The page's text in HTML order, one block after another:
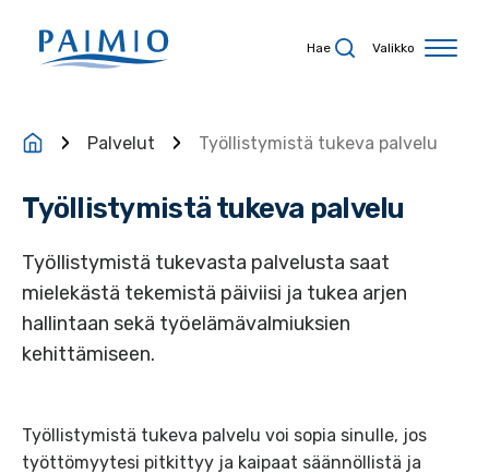
Hae Valikko
Palvelut Työllistymistä tukeva palvelu
Työllistymistä tukeva palvelu
Työllistymistä tukevasta palvelusta saat
mielekästä tekemistä päiviisi ja tukea arjen
hallintaan sekä työelämävalmiuksien
kehittämiseen.
Työllistymistä tukeva palvelu voi sopia sinulle, jos
työttömyytesi pitkittyy ja kaipaat säännöllistä ja